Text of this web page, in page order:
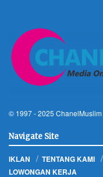
© 1997 - 2025 ChanelMuslim
Navigate Site
IKLAN TENTANG KAMI
LOWONGAN KERJA